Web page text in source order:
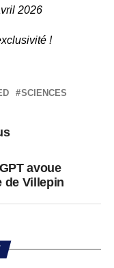
2026
!
SCIENCES
avoue
de Villepin